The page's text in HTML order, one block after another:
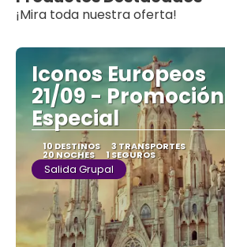
¡Mira toda nuestra oferta!
Iconos Europeos
21/09 - Promoción
Especial
10 DESTINOS 3 TRANSPORTES
20 NOCHES 1 SEGUROS
Salida Grupal